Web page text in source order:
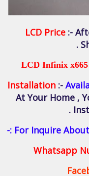
LCD Price :-
LCD Infinix
Installation :-
At Your Home ,
For Inquire About
Whatsapp